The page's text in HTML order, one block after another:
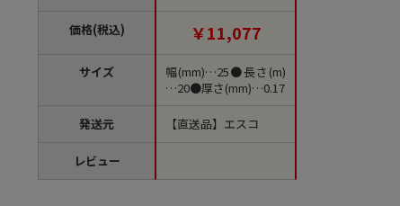
価格(税込)
サイズ
発送元
レビュー
個（ご注文単位1個）
【直送品】
￥11,077
幅(mm)…25●長さ(m)
…20●厚さ(mm)…0.17
【直送品】エスコ